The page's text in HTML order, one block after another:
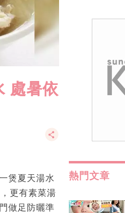
處暑依
煲夏天湯水
更有素菜湯
做足防曬準
熱門文章